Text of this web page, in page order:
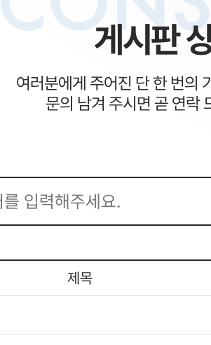
게시판
여러분에게 주어진 단 한 번의
문의 남겨 주시면 곧 연락
제목